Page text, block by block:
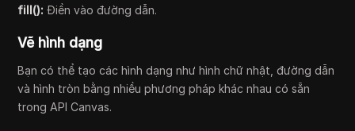
fill():Điền vào đường dẫn.
Vẽ hình dạng
Bạn có thể tạo các hình dạng như hình chữ nhật, đường dẫn
và hình tròn bằng nhiều phương pháp khác nhau có sẵn
trong API Canvas.